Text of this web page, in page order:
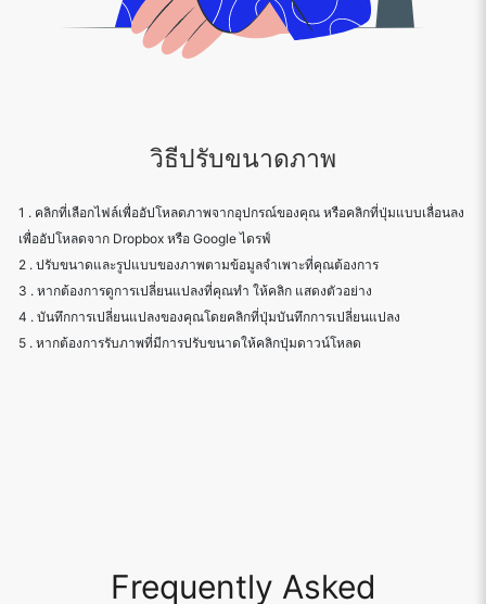
วิธีปรับขนาดภาพ
1 . คลิกที่เลือกไฟล์เพื่ออัปโหลดภาพจากอุปกรณ์ของคุณ หรือคลิกที่ปุ่มแบบเลื่อนลง
เพื่ออัปโหลดจาก Dropbox หรือ Google ไดรฟ์
2 . ปรับขนาดและรูปแบบของภาพตามข้อมูลจำเพาะที่คุณต้องการ
3 . หากต้องการดูการเปลี่ยนแปลงที่คุณทำ ให้คลิก แสดงตัวอย่าง
4 . บันทึกการเปลี่ยนแปลงของคุณโดยคลิกที่ปุ่มบันทึกการเปลี่ยนแปลง
5 . หากต้องการรับภาพที่มีการปรับขนาดให้คลิกปุ่มดาวน์โหลด
Frequently Asked